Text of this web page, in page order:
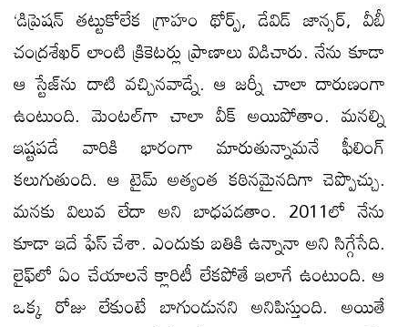
‘డిప్రెషన్ తట్టుకోలేక గ్రాహం థోర్ప్, డేవిడ్ జాన్సర్, వీబీ
చంద్రశేఖర్ లాంటి క్రికెటర్లు ప్రాణాలు విడిచారు. నేను కూడా
ఆ స్టేజ్​ను దాటి వచ్చినవాడ్నే. ఆ జర్నీ చాలా దారుణంగా
ఉంటుంది. మెంటల్​గా చాలా వీక్ అయిపోతాం. మనల్ని
ఇష్టపడే వారికి భారంగా మారుతున్నామనే ఫీలింగ్
కలుగుతుంది. ఆ టైమ్ అత్యంత కఠినమైనదిగా చెప్పొచ్చు.
మనకు విలువ లేదా అని బాధపడతాం. 2011లో నేను
కూడా ఇదే ఫేస్ చేశా. ఎందుకు బతికి ఉన్నానా అని సిగ్గేసేది.
లైఫ్​లో ఏం చేయాలనే క్లారిటీ లేకపోతే ఇలాగే ఉంటుంది. ఆ
ఒక్క రోజు లేకుంటే బాగుండునని అనిపిస్తుంది. అయితే